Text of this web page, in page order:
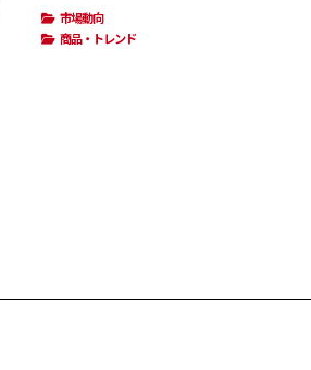
市場動向
商品・トレンド